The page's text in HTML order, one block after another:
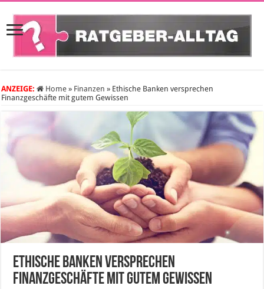
ANZEIGE: Home » Finanzen » Ethische Banken versprechen
Finanzgeschäfte mit gutem Gewissen
Ethische Banken versprechen
Finanzgeschäfte mit gutem Gewissen